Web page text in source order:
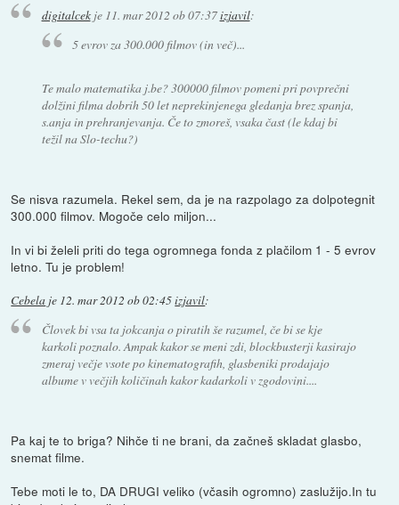
digitalcekje 11. mar 2012 ob 07:37izjavil:
5 evrov za 300.000 filmov (in več)...
Te malo matematika j.be? 300000 filmov pomeni pri povprečni
dolžini filma dobrih 50 let neprekinjenega gledanja brez spanja,
s.anja in prehranjevanja. Če to zmoreš, vsaka čast (le kdaj bi
težil na Slo-techu?)
Se nisva razumela. Rekel sem, da je na razpolago za dolpotegnit
300.000 filmov. Mogoče celo miljon...
In vi bi želeli priti do tega ogromnega fonda z plačilom 1 - 5 evrov
letno. Tu je problem!
Cebela je 12. mar 2012 ob 02:45izjavil:
Človek bi vsa ta jokcanja o piratih še razumel, če bi se kje
karkoli poznalo. Ampak kakor se meni zdi, blockbusterji kasirajo
zmeraj večje vsote po kinematografih, glasbeniki prodajajo
albume v večjih količinah kakor kadarkoli v zgodovini....
Pa kaj te to briga? Nihče ti ne brani, da začneš skladat glasbo,
snemat filme.
Tebe moti le to, DA DRUGI veliko (včasih ogromno) zaslužijo.In tu